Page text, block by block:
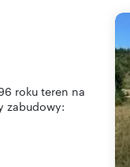
roku teren na
zabudowy: